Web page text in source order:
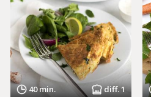
40 min. diff. 1